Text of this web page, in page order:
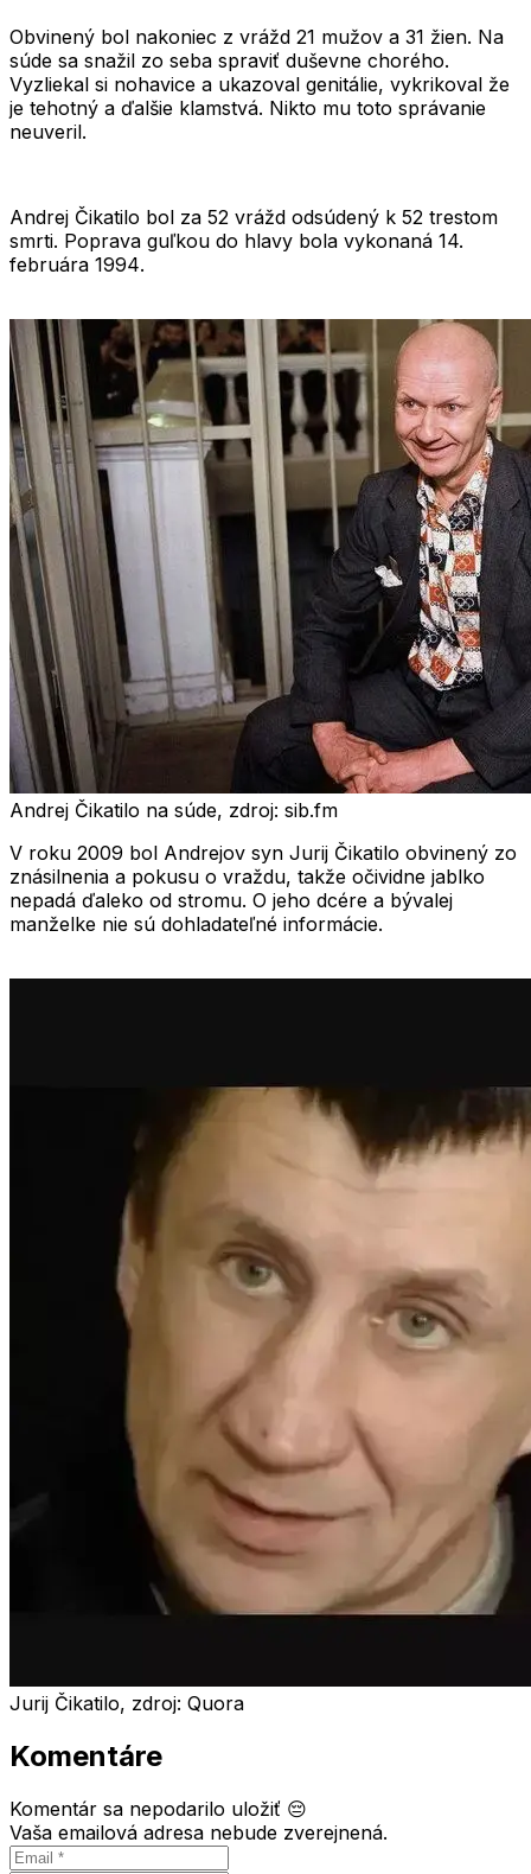
Obvinený bol nakoniec z vrážd 21 mužov a 31 žien. Na
súde sa snažil zo seba spraviť duševne chorého.
Vyzliekal si nohavice a ukazoval genitálie, vykrikoval že
je tehotný a ďalšie klamstvá. Nikto mu toto správanie
neuveril.
Andrej Čikatilo bol za 52 vrážd odsúdený k 52 trestom
smrti. Poprava guľkou do hlavy bola vykonaná 14.
februára 1994.
Andrej Čikatilo na súde, zdroj: sib.fm
V roku 2009 bol Andrejov syn Jurij Čikatilo obvinený zo
znásilnenia a pokusu o vraždu, takže očividne jablko
nepadá ďaleko od stromu. O jeho dcére a bývalej
manželke nie sú dohladateľné informácie.
Jurij Čikatilo, zdroj: Quora
Komentáre
Komentár sa nepodarilo uložiť 😔
Vaša emailová adresa nebude zverejnená.